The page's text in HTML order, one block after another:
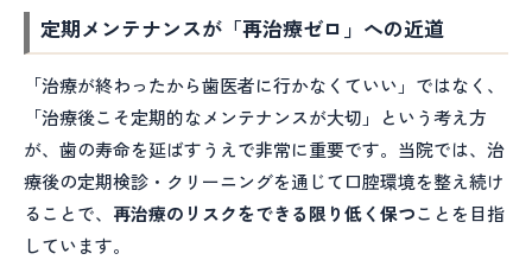
定期メンテナンスが「再治療ゼロ」への近道
「治療が終わったから歯医者に行かなくていい」ではなく、
「治療後こそ定期的なメンテナンスが大切」という考え方
が、歯の寿命を延ばすうえで非常に重要です。当院では、治
療後の定期検診・クリーニングを通じて口腔環境を整え続け
ることで、 再治療のリスクをできる限り低く保つことを目指
しています。